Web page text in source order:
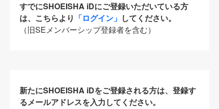
すでにSHOEISHA iDにご登録いただいている方
は、こちらより 「ログイン」 してください。
（旧SEメンバーシップ登録者を含む）
新たにSHOEISHA iDをご登録される方は、登録す
るメールアドレスを入力してください。